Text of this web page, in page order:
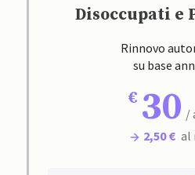
Disoccupati e
Rinnovo
su base
30 /
2,50 € al